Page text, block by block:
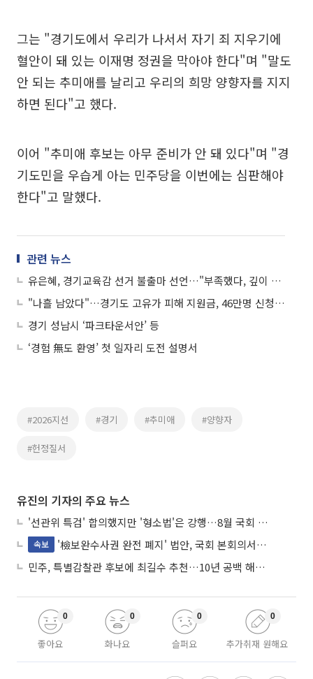
그는 "경기도에서 우리가 나서서 자기 죄 지우기에
혈안이 돼 있는 이재명 정권을 막아야 한다"며 "말도
안 되는 추미애를 날리고 우리의 희망 양향자를 지지
하면 된다"고 했다.
이어 "추미애 후보는 아무 준비가 안 돼 있다"며 "경
기도민을 우습게 아는 민주당을 이번에는 심판해야
한다"고 말했다.
관련 뉴스
유은혜, 경기교육감 선거 불출마 선언…"부족했다, 깊이 사과"
"나흘 남았다"…경기도 고유가 피해 지원금, 46만명 신청 완료·지역화폐 선택 급증
경기 성남시 ‘파크타운서안’ 등
‘경험 無도 환영’ 첫 일자리 도전 설명서
#2026지선 #경기 #추미애 #양향자
#헌정질서
유진의 기자의 주요 뉴스
'선관위 특검' 합의했지만 '형소법'은 강행…8월 국회 '입법 2차전' 예고
속보
'檢보완수사권 완전 폐지' 법안, 국회 본회의서 민주당 주도 통과
민주, 특별감찰관 후보에 최길수 추천…10년 공백 해소 속도
좋아요
0
화나요
0
슬퍼요
0
추가취재 원해요
0